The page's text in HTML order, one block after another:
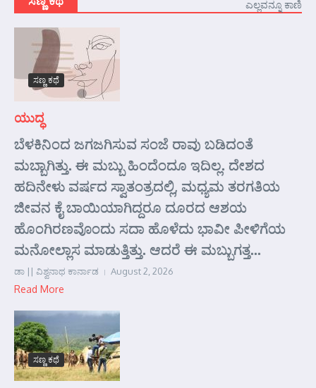
ಎಲ್ಲವನ್ನೂ ಕಾಣಿ
ಸಣ್ಣ ಕಥೆ
ಯುದ್ಧ
ಬೆಳಕಿನಿಂದ ಜಗಜಗಿಸುವ ಸಂಜೆ ರಾವು ಬಡಿದಂತೆ
ಮಬ್ಬಾಗಿತ್ತು. ಈ ಮಬ್ಬು ಹಿಂದೆಂದೂ ಇದಿಲ್ಲ. ದೇಶದ
ಹದಿನೇಳು ವರ್ಷದ ಸ್ವಾತಂತ್ರದಲ್ಲಿ, ಮಧ್ಯಮ ತರಗತಿಯ
ಜೀವನ ಕೈ ಬಾಯಿಯಾಗಿದ್ದರೂ ದೂರದ ಆಶಯ
ಹೊಂಗಿರಣವೊಂದು ಸದಾ ಹೊಳೆದು ಭಾವೀ ಪೀಳಿಗೆಯ
ಮನೋಲ್ಲಾಸ ಮಾಡುತ್ತಿತ್ತು. ಆದರೆ ಈ ಮಬ್ಬುಗತ್ತ...
ಡಾ || ವಿಶ್ವನಾಥ ಕಾರ್ನಾಡ August 2, 2026
Read More
ಸಣ್ಣ ಕಥೆ